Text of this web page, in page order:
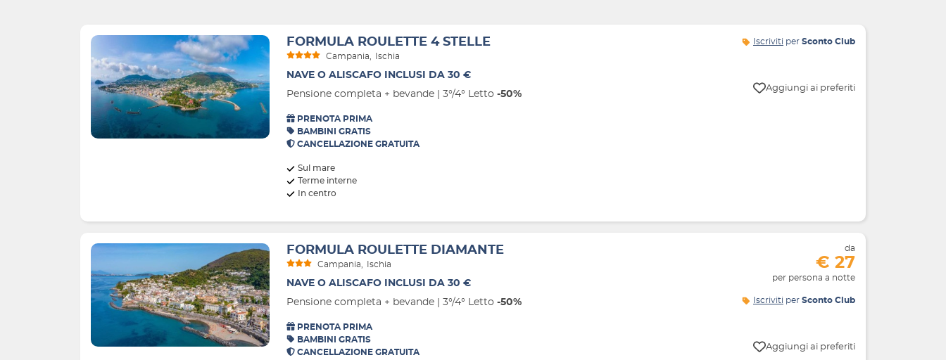
FORMULA ROULETTE 4 STELLE
Campania Ischia
NAVE O ALISCAFO INCLUSI DA 30 €
Pensione completa + bevande | 3°/4° Letto -50%
PRENOTA PRIMA
BAMBINI GRATIS
CANCELLAZIONE GRATUITA
Sul mare
Terme interne
In centro
Iscriviti per Sconto Club
Aggiungi ai preferiti
FORMULA ROULETTE DIAMANTE
Campania Ischia
NAVE O ALISCAFO INCLUSI DA 30 €
Pensione completa + bevande | 3°/4° Letto -50%
PRENOTA PRIMA
BAMBINI GRATIS
CANCELLAZIONE GRATUITA
da
€ 27
per persona a notte
Iscriviti per Sconto Club
Aggiungi ai preferiti